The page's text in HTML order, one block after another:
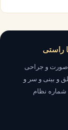
راستی
صورت و جراحی
و بینی و سر و
شماره نظام